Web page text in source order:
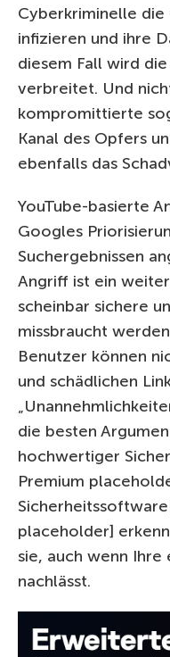
Cyberkriminelle
infizieren und ihre
diesem Fall wird
verbreitet. Und
kompromittierte
Kanal des Opfers
ebenfalls das
YouTube-basierte
Googles
Suchergebnissen
Angriff ist ein
scheinbar sichere
missbraucht
Benutzer können
und schädlichen
die besten
hochwertiger
Premium
placeholder]
sie, auch wenn Ihre
nachlässt.